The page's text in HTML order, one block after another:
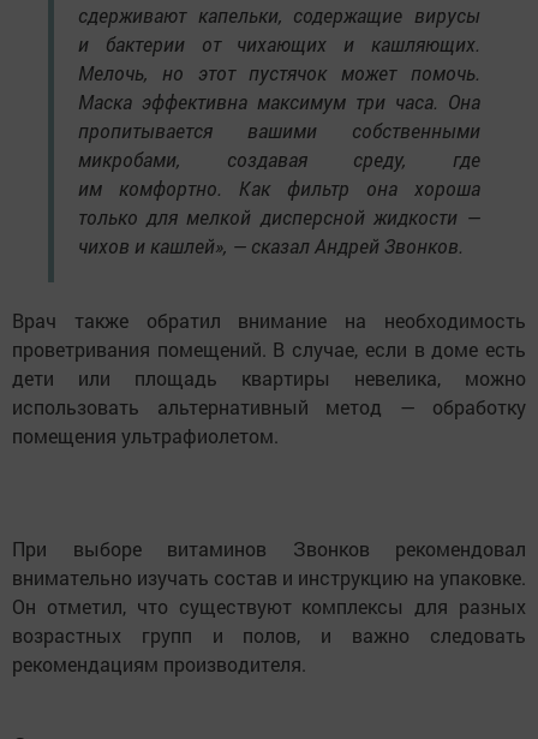
сдерживают капельки, содержащие вирусы
и бактерии от чихающих и кашляющих.
Мелочь, но этот пустячок может помочь.
Маска эффективна максимум три часа. Она
пропитывается вашими собственными
микробами, создавая среду, где
им комфортно. Как фильтр она хороша
только для мелкой дисперсной жидкости —
чихов и кашлей», — сказал Андрей Звонков.
Врач также обратил внимание на необходимость
проветривания помещений. В случае, если в доме есть
дети или площадь квартиры невелика, можно
использовать альтернативный метод — обработку
помещения ультрафиолетом.
При выборе витаминов Звонков рекомендовал
внимательно изучать состав и инструкцию на упаковке.
Он отметил, что существуют комплексы для разных
возрастных групп и полов, и важно следовать
рекомендациям производителя.